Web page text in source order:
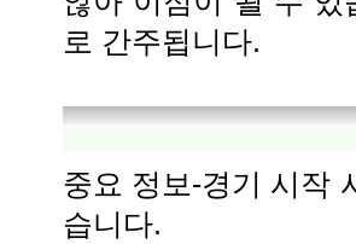
로 간주됩니다.
중요 정보-경기 시작
습니다.